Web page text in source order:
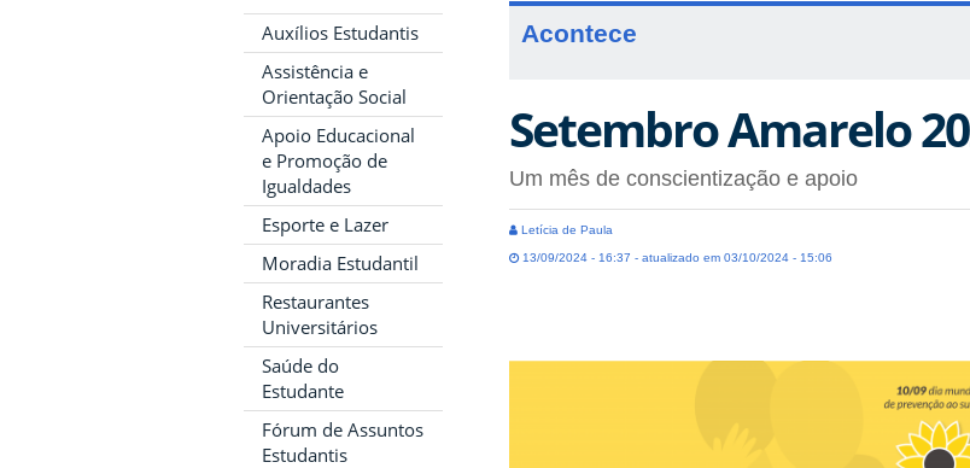
Auxílios Estudantis
Assistência e
Orientação Social
Apoio Educacional
e Promoção de
Igualdades
Esporte e Lazer
Moradia Estudantil
Restaurantes
Universitários
Saúde do
Estudante
Fórum de Assuntos
Estudantis
Acontece
Setembro Amarelo
Um mês de conscientização e apoio
Letícia de Paula
13/09/2024 - 16:37 - atualizado em 03/10/2024 - 15:06